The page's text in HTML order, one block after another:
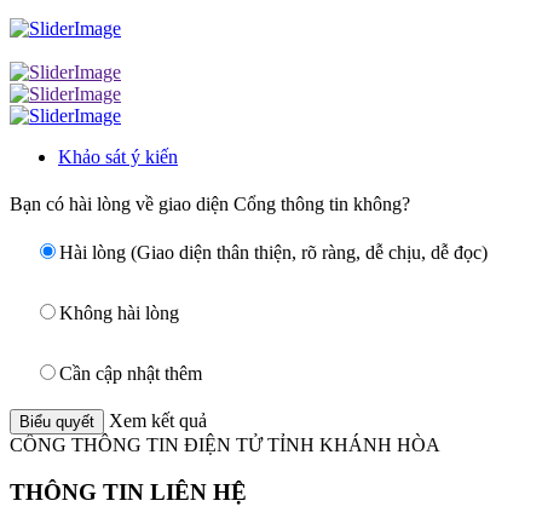
Khảo sát ý kiến
Bạn có hài lòng về giao diện Cổng thông tin không?
Hài lòng (Giao diện thân thiện, rõ ràng, dễ chịu, dễ đọc)
Không hài lòng
Cần cập nhật thêm
Xem kết quả
CỔNG THÔNG TIN ĐIỆN TỬ TỈNH KHÁNH HÒA
THÔNG TIN LIÊN HỆ